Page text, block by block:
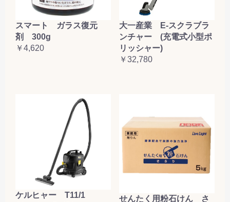
スマート ガラス復元
剤 300g
￥4,620
大一産業 E-スクラブラ
ンチャー (充電式小型ポ
リッシャー)
￥32,780
ケルヒャー T11/1
せんたく用粉石けん さ